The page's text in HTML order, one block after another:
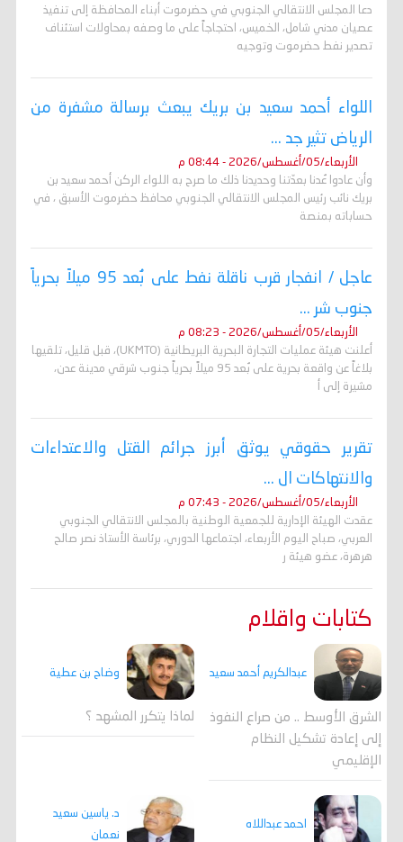
دعا المجلس الانتقالي الجنوبي في حضرموت أبناء المحافظة إلى تنفيذ
عصيان مدني شامل، الخميس، احتجاجاً على ما وصفه بمحاولات استئناف
تصدير نفط حضرموت وتوجيه
اللواء أحمد سعيد بن بريك يبعث برسالة مشفرة من
الرياض تثير جد ...
الأربعاء/05/أغسطس/2026 - 08:44 م
وأن عادوا عُدنا بعدّتنا وحديدنا ذلك ما صرح به اللواء الركن أحمد سعيد بن
بريك نائب رئيس المجلس الانتقالي الجنوبي محافظ حضرموت الأسبق ، في
حساباته بمنصة
عاجل / انفجار قرب ناقلة نفط على بُعد 95 ميلاً بحرياً
جنوب شر ...
الأربعاء/05/أغسطس/2026 - 08:23 م
أعلنت هيئة عمليات التجارة البحرية البريطانية (UKMTO)، قبل قليل، تلقيها
بلاغاً عن واقعة بحرية على بُعد 95 ميلاً بحرياً جنوب شرقي مدينة عدن،
مشيرة إلى أ
تقرير حقوقي يوثق أبرز جرائم القتل والاعتداءات
والانتهاكات ال ...
الأربعاء/05/أغسطس/2026 - 07:43 م
عقدت الهيئة الإدارية للجمعية الوطنية بالمجلس الانتقالي الجنوبي
العربي، صباح اليوم الأربعاء، اجتماعها الدوري، برئاسة الأستاذ نصر صالح
هرهرة، عضو هيئة ر
كتابات واقلام
عبدالكريم أحمد سعيد
الشرق الأوسط .. من صراع النفوذ
إلى إعادة تشكيل النظام
الإقليمي
وضاح بن عطية
لماذا يتكرر المشهد ؟
احمد عبداللاه
د. ياسين سعيد
نعمان